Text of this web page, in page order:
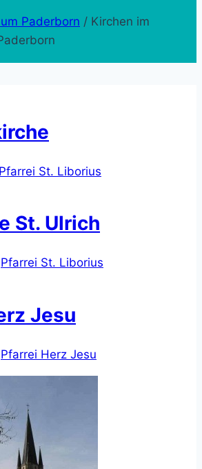
Paderborn / Kirchen im
Pfarrei St. Liborius
St. Ulrich
Pfarrei St. Liborius
Jesu
Pfarrei Herz Jesu